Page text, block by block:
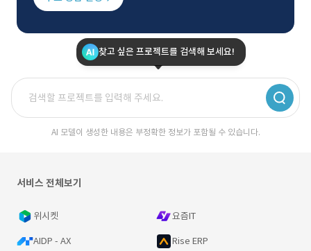
찾고 싶은 프로젝트를 검색해 보세요!
AI 모델이 생성한 내용은 부정확한 정보가 포함될 수 있습니다.
서비스 전체보기
위시켓 요즘IT
AIDP - AX Rise ERP